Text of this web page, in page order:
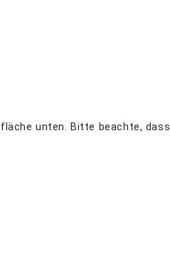
unten. Bitte beachte,